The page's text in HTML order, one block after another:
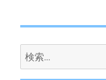
検
索: